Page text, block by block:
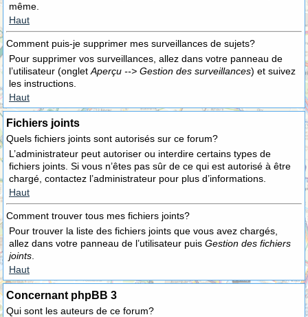
même.
Haut
Comment puis-je supprimer mes surveillances de sujets?
Pour supprimer vos surveillances, allez dans votre panneau de
l’utilisateur (onglet Aperçu --> Gestion des surveillances) et suivez
les instructions.
Haut
Fichiers joints
Quels fichiers joints sont autorisés sur ce forum?
L’administrateur peut autoriser ou interdire certains types de
fichiers joints. Si vous n’êtes pas sûr de ce qui est autorisé à être
chargé, contactez l’administrateur pour plus d’informations.
Haut
Comment trouver tous mes fichiers joints?
Pour trouver la liste des fichiers joints que vous avez chargés,
allez dans votre panneau de l’utilisateur puis Gestion des fichiers
joints
Haut
Concernant phpBB 3
Qui sont les auteurs de ce forum?